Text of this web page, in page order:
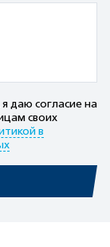
даю согласие на
своих
в